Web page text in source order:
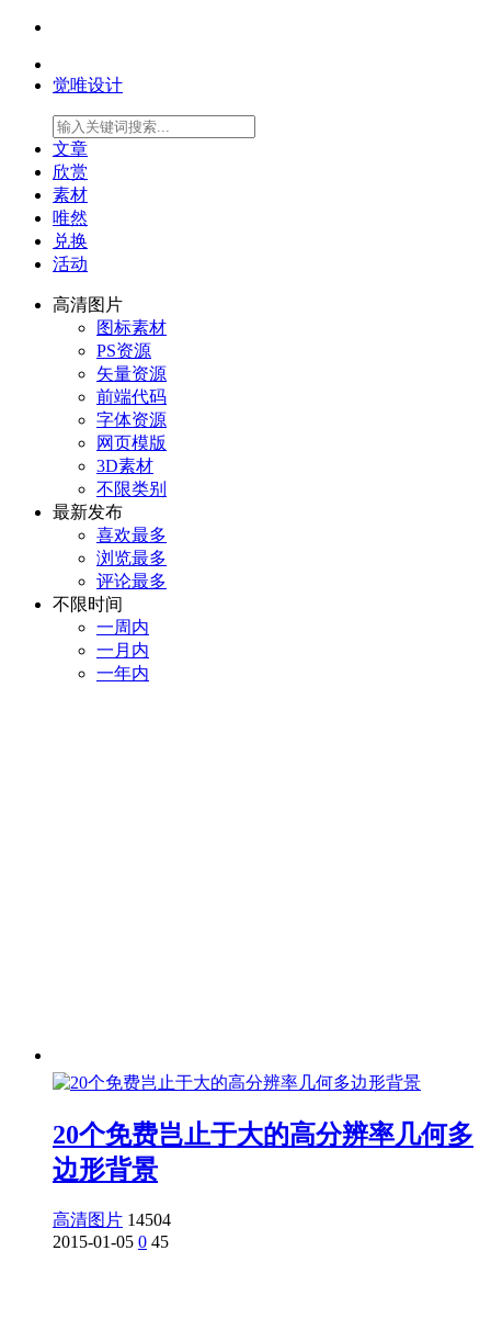
觉唯设计
文章
欣赏
素材
唯然
兑换
活动
高清图片
图标素材
PS资源
矢量资源
前端代码
字体资源
网页模版
3D素材
不限类别
最新发布
喜欢最多
浏览最多
评论最多
不限时间
一周内
一月内
一年内
20个免费岂止于大的高分辨率几何多
边形背景
高清图片 14504
2015-01-05 0 45